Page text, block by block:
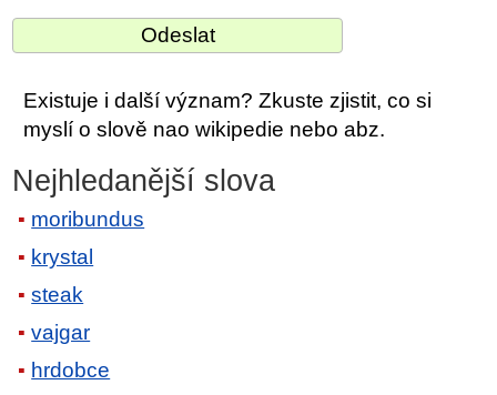
Existuje i další význam? Zkuste zjistit, co si
myslí o slově nao wikipedie nebo abz.
Nejhledanější slova
moribundus
krystal
steak
vajgar
hrdobce